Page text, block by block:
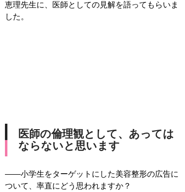
恵理先生に、医師としての見解を語ってもらいま
した。
医師の倫理観として、あっては
ならないと思います
――小学生をターゲットにした美容整形の広告に
ついて、率直にどう思われますか？